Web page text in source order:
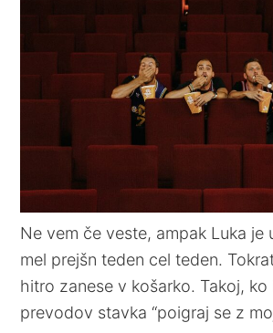
Ne vem če veste, ampak Luka je
mel prejšn teden cel teden.
hitro zanese v košarko. Takoj,
prevodov stavka “poigraj se z